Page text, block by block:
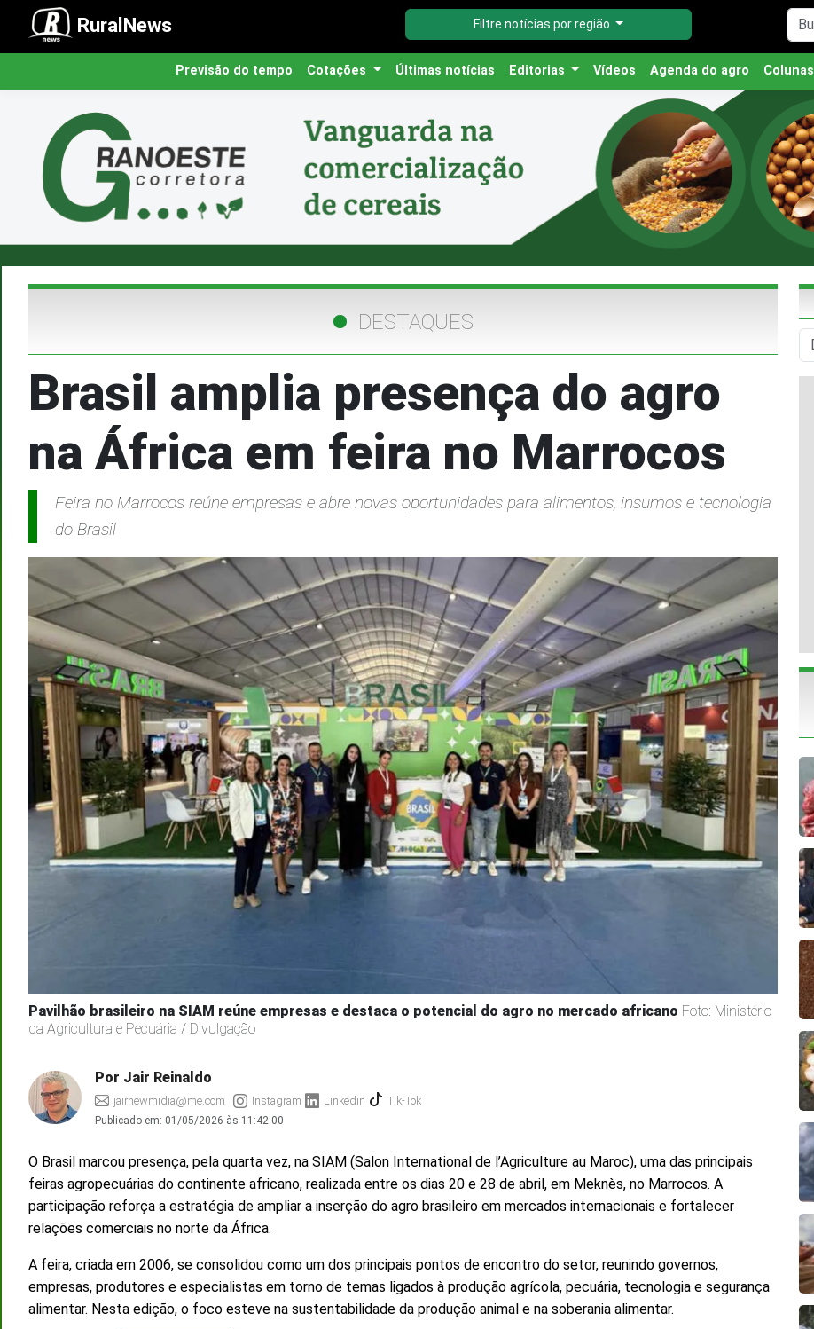
RuralNews Filtre notícias por região
Previsão do tempo Cotações Últimas notícias Editorias Vídeos Agenda do agro Colunas
DESTAQUES
Brasil amplia presença do agro
na África em feira no Marrocos
Feira no Marrocos reúne empresas e abre novas oportunidades para alimentos, insumos e tecnologia
do Brasil
Pavilhão brasileiro na SIAM reúne empresas e destaca o potencial do agro no mercado africano Foto: Ministério
da Agricultura e Pecuária / Divulgação
Por Jair Reinaldo
jairnewmidia@me.com Instagram Linkedin Tik-Tok
Publicado em: 01/05/2026 às 11:42:00
O Brasil marcou presença, pela quarta vez, na SIAM (Salon International de l’Agriculture au Maroc), uma das principais
feiras agropecuárias do continente africano, realizada entre os dias 20 e 28 de abril, em Meknès, no Marrocos. A
participação reforça a estratégia de ampliar a inserção do agro brasileiro em mercados internacionais e fortalecer
relações comerciais no norte da África.
A feira, criada em 2006, se consolidou como um dos principais pontos de encontro do setor, reunindo governos,
empresas, produtores e especialistas em torno de temas ligados à produção agrícola, pecuária, tecnologia e segurança
alimentar. Nesta edição, o foco esteve na sustentabilidade da produção animal e na soberania alimentar.